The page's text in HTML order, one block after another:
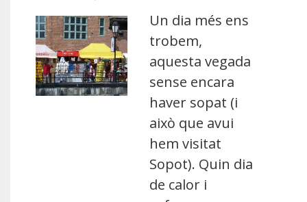
Un dia més ens
trobem,
aquesta vegada
sense encara
haver sopat (i
això que avui
hem visitat
Sopot). Quin dia
de calor i